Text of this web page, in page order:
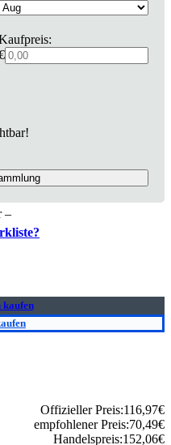
–
kaufen
Offizieller Preis:116,97€
empfohlener Preis:70,49€
Handelspreis:152,06€